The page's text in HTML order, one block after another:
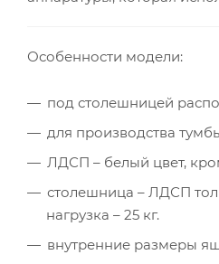
Особенности модели:
под столешницей
для производства
ЛДСП – белый цвет,
столешница – ЛДСП
нагрузка – 25 кг.
внутренние размеры